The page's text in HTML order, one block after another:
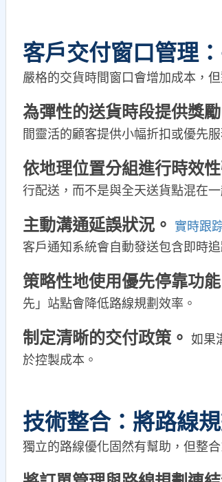
客戶交付窗口管理
嚴格的交貨時間窗口會增加成本，
為彈性的送貨時段提供獎勵
間靈活的顧客提供小幅折扣或優先服
依地理位置分組進行時效
行配送，而不是與全天送貨點混在一
主動溝通延誤狀況。 實時跟
客戶通知系統會自動發送包含即時
策略性地使用優先停靠功能
先」站點會降低路線規劃效率。
制定清晰的交付政策。 如果
於控製成本。
技術整合：將路線
獨立的路線優化固然有幫助，但整